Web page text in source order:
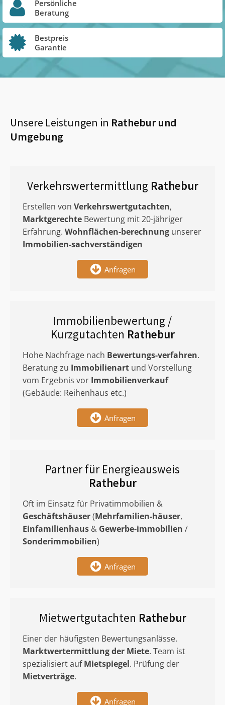
Persönliche
Beratung
Bestpreis
Garantie
Unsere Leistungen in Ratheburund
Umgebung
Verkehrswertermittlung Rathebur
Erstellen von Verkehrswertgutachten,
Marktgerechte Bewertung mit 20-jähriger
Erfahrung. Wohnflächen-berechnung unserer
Immobilien-sachverständigen
Anfragen
Immobilienbewertung /
Kurzgutachten Rathebur
Hohe Nachfrage nach Bewertungs-verfahren.
Beratung zu Immobilienart und Vorstellung
vom Ergebnis vor Immobilienverkauf
(Gebäude: Reihenhaus etc.)
Anfragen
Partner für Energieausweis
Rathebur
Oft im Einsatz für Privatimmobilien &
Geschäftshäuser(Mehrfamilien-häuser,
Einfamilienhaus & Gewerbe-immobilien /
Sonderimmobilien)
Anfragen
Mietwertgutachten Rathebur
Einer der häufigsten Bewertungsanlässe.
Marktwertermittlungder Miete. Team ist
spezialisiert aufMietspiegel. Prüfung der
Mietverträge.
Anfragen